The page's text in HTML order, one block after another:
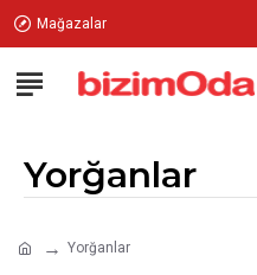
Mağazalar
Yorğanlar
Yorğanlar